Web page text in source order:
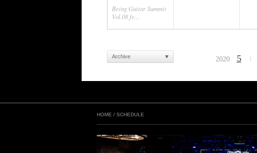
Being Guitar Summit
Vol.08 fe...
2020 5
Archive
HOME / SCHEDULE